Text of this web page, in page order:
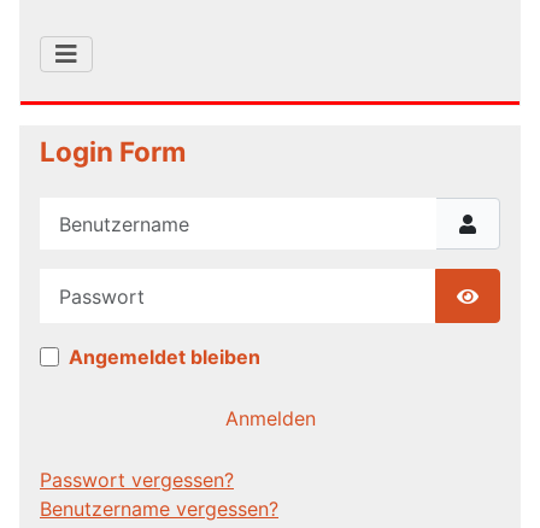
Login Form
Show
Angemeldet bleiben
Anmelden
Passwort vergessen?
Benutzername vergessen?